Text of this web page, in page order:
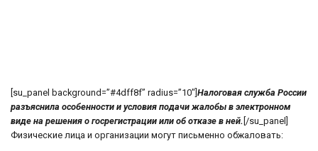
[su_panel background=”#4dff8f” radius=”10″] Налоговая служба России
разъяснила особенности и условия подачи жалобы в электронном
виде на решения о госрегистрации или об отказе в ней. [/su_panel]
Физические лица и организации могут письменно обжаловать: